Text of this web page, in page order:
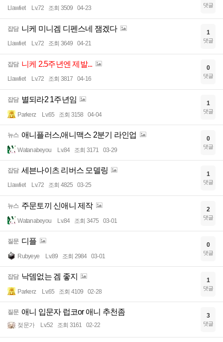
Llawliet Lv.72 조회 3509 04-23 댓글
잡담 니케 미니겜 디펜스네 잼겠다
Llawliet Lv.72 조회 3649 04-21
1
댓글
잡담 니케 2.5주년엔 제발...
Llawliet Lv.72 조회 3817 04-16
0
댓글
잡담 별되라2 1주년임
Parkerz Lv.65 조회 3158 04-04
1
댓글
뉴스 애니플러스,애니맥스 2분기 라인업
Watanabeyou Lv.84 조회 3171 03-29
0
댓글
잡담 세븐나이츠 리버스 모델링
Llawliet Lv.72 조회 4825 03-25
1
댓글
뉴스 주문토끼 신애니 제작
Watanabeyou Lv.84 조회 3475 03-01
2
댓글
질문 디플
Rubyeye Lv.89 조회 2984 03-01
0
댓글
잡담 낙뎀없는 겜 좋지
Parkerz Lv.65 조회 4109 02-28
1
댓글
질문 애니 입문자 럽코or 애니 추천좀
젖문가 Lv.52 조회 3161 02-22
3
댓글